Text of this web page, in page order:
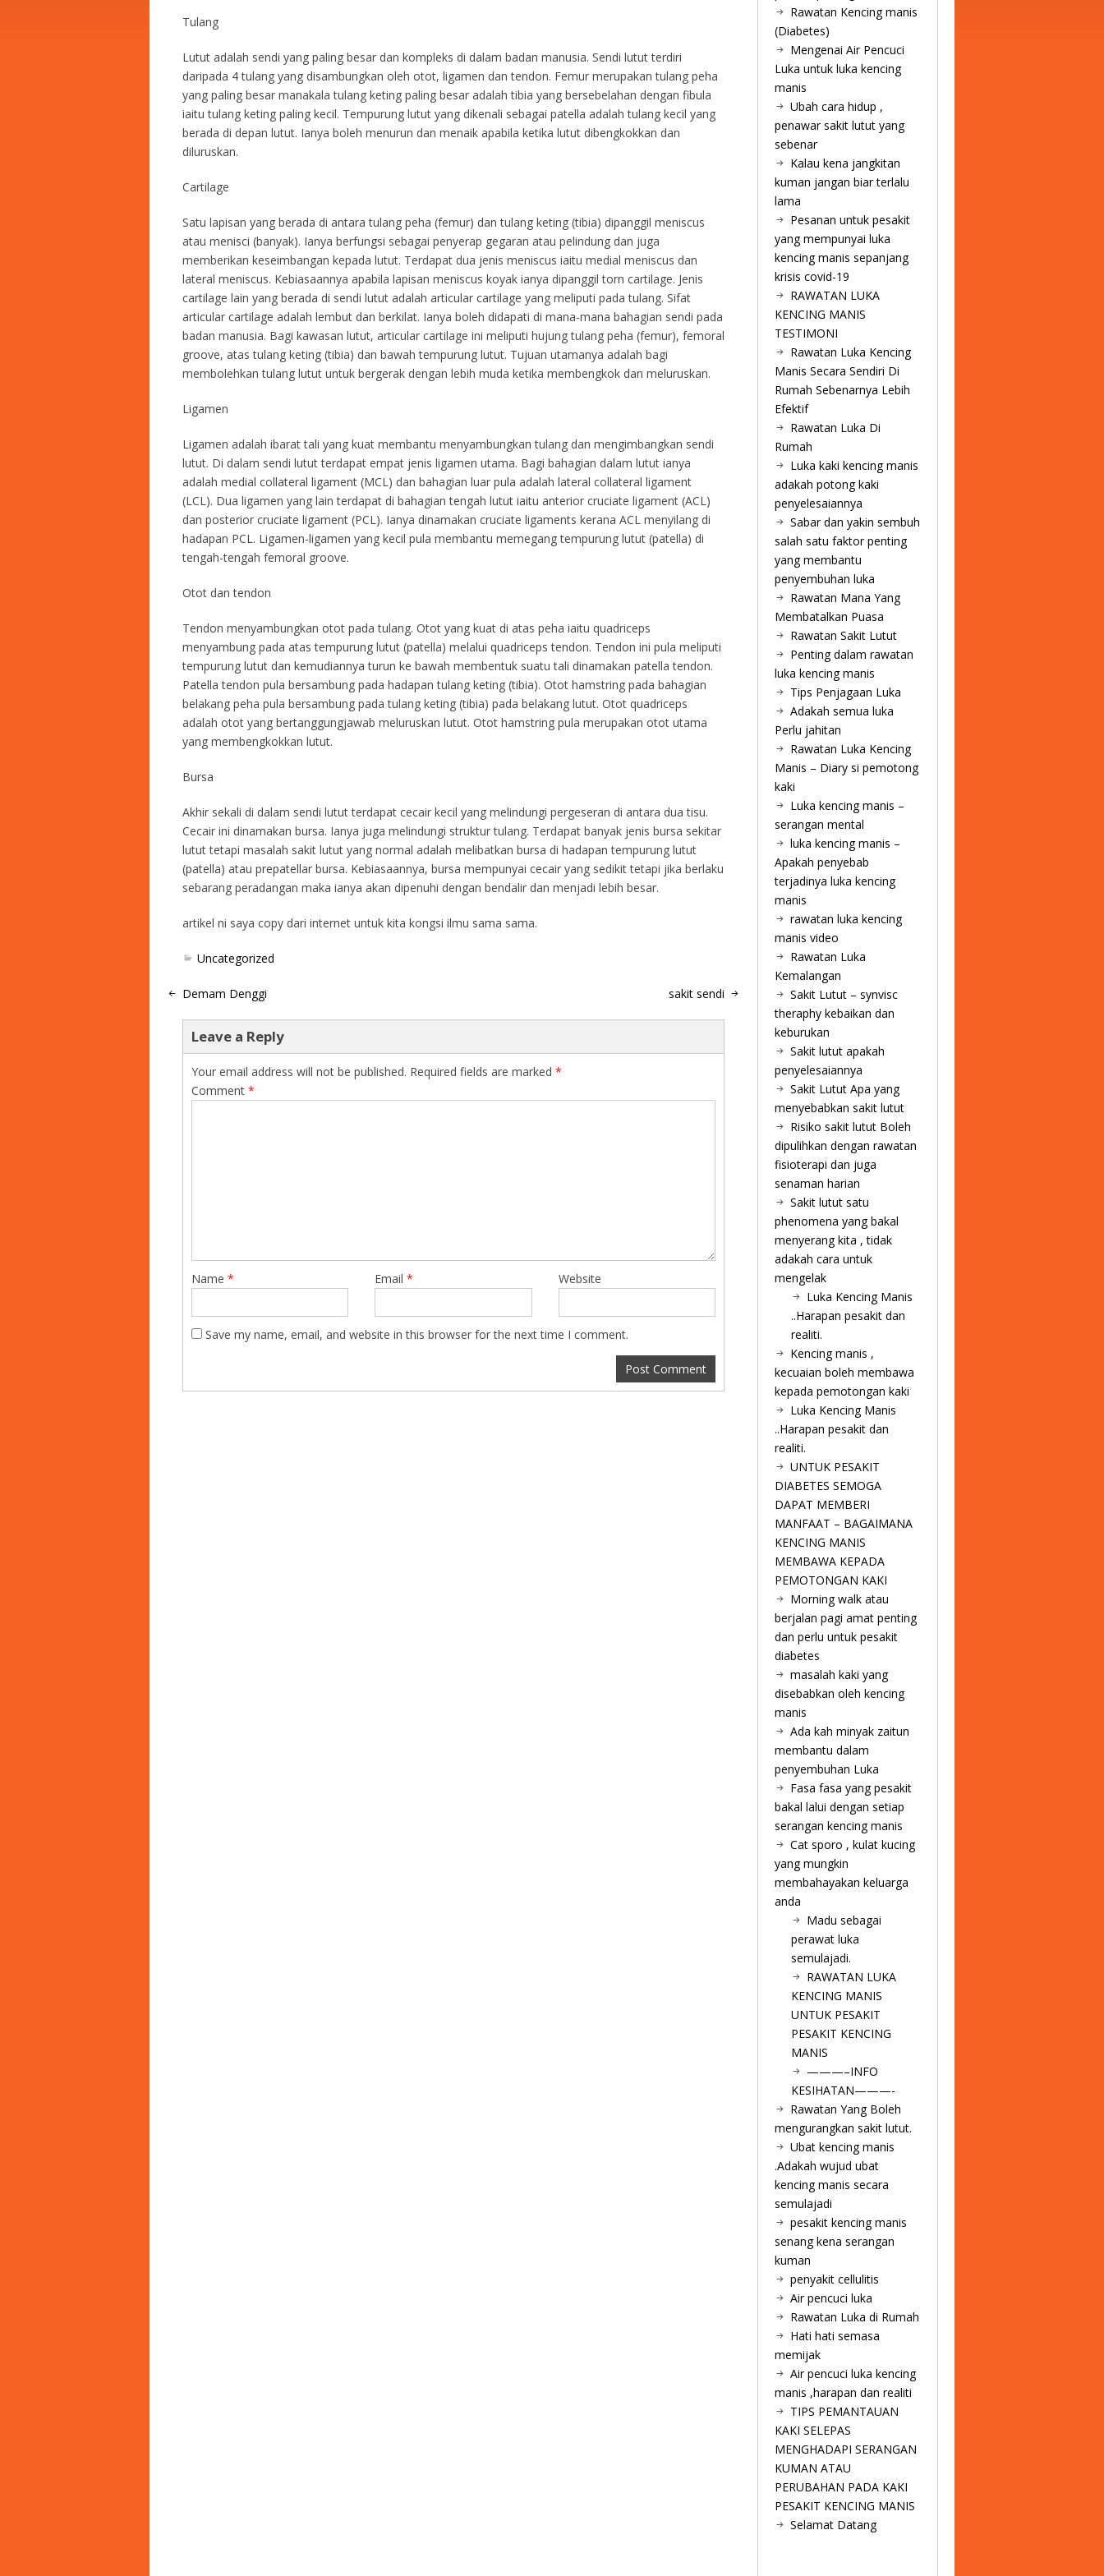
Tulang
Lutut adalah sendi yang paling besar dan kompleks di dalam badan manusia. Sendi lutut terdiri
daripada 4 tulang yang disambungkan oleh otot, ligamen dan tendon. Femur merupakan tulang peha
yang paling besar manakala tulang keting paling besar adalah tibia yang bersebelahan dengan fibula
iaitu tulang keting paling kecil. Tempurung lutut yang dikenali sebagai patella adalah tulang kecil yang
berada di depan lutut. Ianya boleh menurun dan menaik apabila ketika lutut dibengkokkan dan
diluruskan.
Cartilage
Satu lapisan yang berada di antara tulang peha (femur) dan tulang keting (tibia) dipanggil meniscus
atau menisci (banyak). Ianya berfungsi sebagai penyerap gegaran atau pelindung dan juga
memberikan keseimbangan kepada lutut. Terdapat dua jenis meniscus iaitu medial meniscus dan
lateral meniscus. Kebiasaannya apabila lapisan meniscus koyak ianya dipanggil torn cartilage. Jenis
cartilage lain yang berada di sendi lutut adalah articular cartilage yang meliputi pada tulang. Sifat
articular cartilage adalah lembut dan berkilat. Ianya boleh didapati di mana-mana bahagian sendi pada
badan manusia. Bagi kawasan lutut, articular cartilage ini meliputi hujung tulang peha (femur), femoral
groove, atas tulang keting (tibia) dan bawah tempurung lutut. Tujuan utamanya adalah bagi
membolehkan tulang lutut untuk bergerak dengan lebih muda ketika membengkok dan meluruskan.
Ligamen
Ligamen adalah ibarat tali yang kuat membantu menyambungkan tulang dan mengimbangkan sendi
lutut. Di dalam sendi lutut terdapat empat jenis ligamen utama. Bagi bahagian dalam lutut ianya
adalah medial collateral ligament (MCL) dan bahagian luar pula adalah lateral collateral ligament
(LCL). Dua ligamen yang lain terdapat di bahagian tengah lutut iaitu anterior cruciate ligament (ACL)
dan posterior cruciate ligament (PCL). Ianya dinamakan cruciate ligaments kerana ACL menyilang di
hadapan PCL. Ligamen-ligamen yang kecil pula membantu memegang tempurung lutut (patella) di
tengah-tengah femoral groove.
Otot dan tendon
Tendon menyambungkan otot pada tulang. Otot yang kuat di atas peha iaitu quadriceps
menyambung pada atas tempurung lutut (patella) melalui quadriceps tendon. Tendon ini pula meliputi
tempurung lutut dan kemudiannya turun ke bawah membentuk suatu tali dinamakan patella tendon.
Patella tendon pula bersambung pada hadapan tulang keting (tibia). Otot hamstring pada bahagian
belakang peha pula bersambung pada tulang keting (tibia) pada belakang lutut. Otot quadriceps
adalah otot yang bertanggungjawab meluruskan lutut. Otot hamstring pula merupakan otot utama
yang membengkokkan lutut.
Bursa
Akhir sekali di dalam sendi lutut terdapat cecair kecil yang melindungi pergeseran di antara dua tisu.
Cecair ini dinamakan bursa. Ianya juga melindungi struktur tulang. Terdapat banyak jenis bursa sekitar
lutut tetapi masalah sakit lutut yang normal adalah melibatkan bursa di hadapan tempurung lutut
(patella) atau prepatellar bursa. Kebiasaannya, bursa mempunyai cecair yang sedikit tetapi jika berlaku
sebarang peradangan maka ianya akan dipenuhi dengan bendalir dan menjadi lebih besar.
artikel ni saya copy dari internet untuk kita kongsi ilmu sama sama.
Uncategorized
Demam Denggi sakit sendi
Leave a Reply
Your email address will not be published. Required fields are marked *
Comment *
Name * Email* Website
Save my name, email, and website in this browser for the next time I comment.
Rawatan Kencing manis
(Diabetes)
Mengenai Air Pencuci
Luka untuk luka kencing
manis
Ubah cara hidup ,
penawar sakit lutut yang
sebenar
Kalau kena jangkitan
kuman jangan biar terlalu
lama
Pesanan untuk pesakit
yang mempunyai luka
kencing manis sepanjang
krisis covid-19
RAWATAN LUKA
KENCING MANIS
TESTIMONI
Rawatan Luka Kencing
Manis Secara Sendiri Di
Rumah Sebenarnya Lebih
Efektif
Rawatan Luka Di
Rumah
Luka kaki kencing manis
adakah potong kaki
penyelesaiannya
Sabar dan yakin sembuh
salah satu faktor penting
yang membantu
penyembuhan luka
Rawatan Mana Yang
Membatalkan Puasa
Rawatan Sakit Lutut
Penting dalam rawatan
luka kencing manis
Tips Penjagaan Luka
Adakah semua luka
Perlu jahitan
Rawatan Luka Kencing
Manis – Diary si pemotong
kaki
Luka kencing manis –
serangan mental
luka kencing manis –
Apakah penyebab
terjadinya luka kencing
manis
rawatan luka kencing
manis video
Rawatan Luka
Kemalangan
Sakit Lutut – synvisc
theraphy kebaikan dan
keburukan
Sakit lutut apakah
penyelesaiannya
Sakit Lutut Apa yang
menyebabkan sakit lutut
Risiko sakit lutut Boleh
dipulihkan dengan rawatan
fisioterapi dan juga
senaman harian
Sakit lutut satu
phenomena yang bakal
menyerang kita , tidak
adakah cara untuk
mengelak
Luka Kencing Manis
..Harapan pesakit dan
realiti.
Kencing manis ,
kecuaian boleh membawa
kepada pemotongan kaki
Luka Kencing Manis
..Harapan pesakit dan
realiti.
UNTUK PESAKIT
DIABETES SEMOGA
DAPAT MEMBERI
MANFAAT – BAGAIMANA
KENCING MANIS
MEMBAWA KEPADA
PEMOTONGAN KAKI
Morning walk atau
berjalan pagi amat penting
dan perlu untuk pesakit
diabetes
masalah kaki yang
disebabkan oleh kencing
manis
Ada kah minyak zaitun
membantu dalam
penyembuhan Luka
Fasa fasa yang pesakit
bakal lalui dengan setiap
serangan kencing manis
Cat sporo , kulat kucing
yang mungkin
membahayakan keluarga
anda
Madu sebagai
perawat luka
semulajadi.
RAWATAN LUKA
KENCING MANIS
UNTUK PESAKIT
PESAKIT KENCING
MANIS
———–INFO
KESIHATAN———-
Rawatan Yang Boleh
mengurangkan sakit lutut.
Ubat kencing manis
.Adakah wujud ubat
kencing manis secara
semulajadi
pesakit kencing manis
senang kena serangan
kuman
penyakit cellulitis
Air pencuci luka
Rawatan Luka di Rumah
Hati hati semasa
memijak
Air pencuci luka kencing
manis ,harapan dan realiti
TIPS PEMANTAUAN
KAKI SELEPAS
MENGHADAPI SERANGAN
KUMAN ATAU
PERUBAHAN PADA KAKI
PESAKIT KENCING MANIS
Selamat Datang